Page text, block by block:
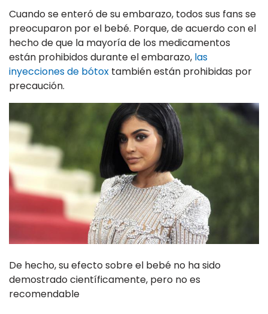
Cuando se enteró de su embarazo, todos sus fans se
preocuparon por el bebé. Porque, de acuerdo con el
hecho de que la mayoría de los medicamentos
están prohibidos durante el embarazo, las
inyecciones de bótox también están prohibidas por
precaución.
De hecho, su efecto sobre el bebé no ha sido
demostrado científicamente, pero no es
recomendable